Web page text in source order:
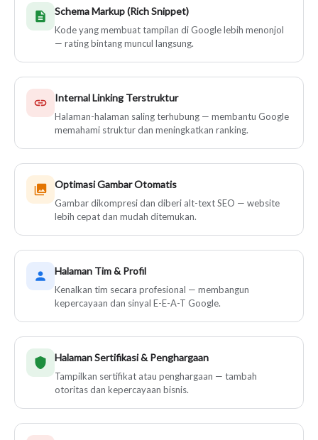
Schema Markup (Rich Snippet)
Kode yang membuat tampilan di Google lebih menonjol
— rating bintang muncul langsung.
Internal Linking Terstruktur
Halaman-halaman saling terhubung — membantu Google
memahami struktur dan meningkatkan ranking.
Optimasi Gambar Otomatis
Gambar dikompresi dan diberi alt-text SEO — website
lebih cepat dan mudah ditemukan.
Halaman Tim & Profil
Kenalkan tim secara profesional — membangun
kepercayaan dan sinyal E-E-A-T Google.
Halaman Sertifikasi & Penghargaan
Tampilkan sertifikat atau penghargaan — tambah
otoritas dan kepercayaan bisnis.